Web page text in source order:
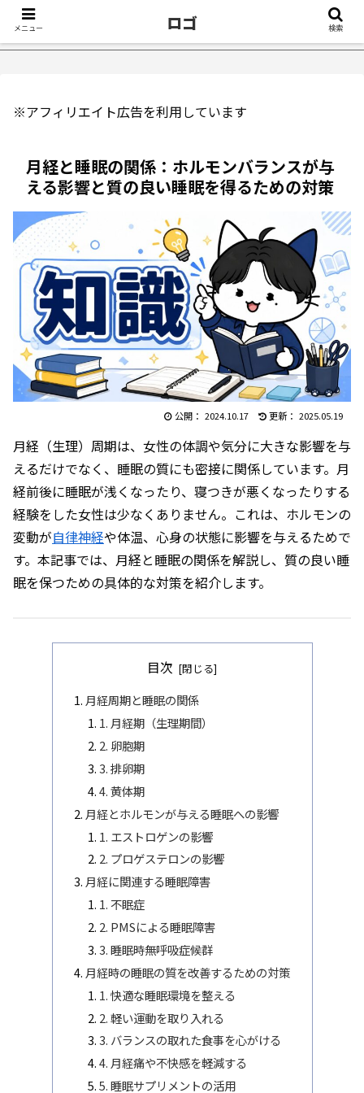
不眠症体験談 【18万再生】YouTube：うつ病が治ったき
※アフィリエイト広告を利用しています
月経と睡眠の関係：ホルモンバランスが与
える影響と質の良い睡眠を得るための対策
2024.10.17 2025.05.19
月経（生理）周期は、女性の体調や気分に大きな影響を与
えるだけでなく、睡眠の質にも密接に関係しています。月
経前後に睡眠が浅くなったり、寝つきが悪くなったりする
経験をした女性は少なくありません。これは、ホルモンの
変動が自律神経や体温、心身の状態に影響を与えるためで
す。本記事では、月経と睡眠の関係を解説し、質の良い睡
眠を保つための具体的な対策を紹介します。
目次
月経周期と睡眠の関係
1. 月経期（生理期間）
2. 卵胞期
3. 排卵期
4. 黄体期
月経とホルモンが与える睡眠への影響
1. エストロゲンの影響
2. プロゲステロンの影響
月経に関連する睡眠障害
1. 不眠症
2. PMSによる睡眠障害
3. 睡眠時無呼吸症候群
月経時の睡眠の質を改善するための対策
1. 快適な睡眠環境を整える
2. 軽い運動を取り入れる
3. バランスの取れた食事を心がける
4. 月経痛や不快感を軽減する
5. 睡眠サプリメントの活用
メニュー ロゴ 検索